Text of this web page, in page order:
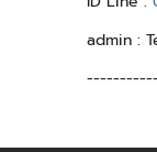
admin :